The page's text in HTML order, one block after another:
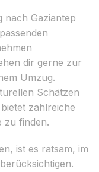
nach Gaziantep
dir gerne zur
Umzug.
Schätzen
zahlreiche
zu finden.
ist es ratsam, im